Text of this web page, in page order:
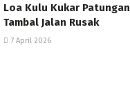
Loa Kulu Kukar Patungan
Tambal Jalan Rusak
7 April 2026